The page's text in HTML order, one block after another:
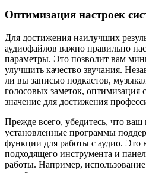
Оптимизация настроек
Для достижения наилучших
аудиофайлов важно правильно
параметры. Это позволит вам
улучшить качество звучания.
ли вы записью подкастов,
голосовых заметок,
значение для достижения
Прежде всего, убедитесь, что
установленные программы
функции для работы с аудио. Это
подходящего инструмента и
работы. Например,